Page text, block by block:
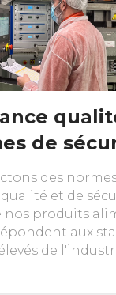
de
des
qualité et de
nos produits
aux
de